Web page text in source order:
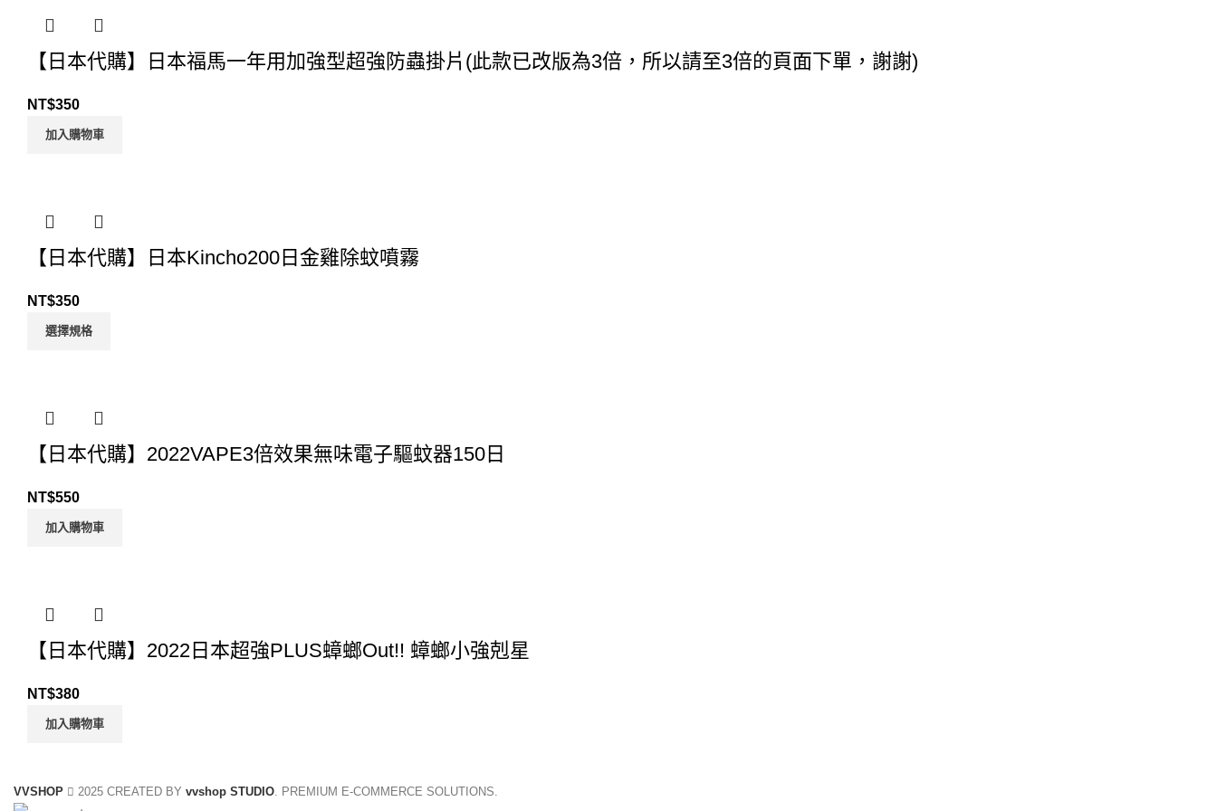
【日本代購】日本福馬一年用加強型超強防蟲掛片(此款已改版為3倍，所以請至3倍的頁面下單，謝謝)
NT$350
加入購物車
【日本代購】日本Kincho200日金雞除蚊噴霧
NT$350
選擇規格
【日本代購】2022VAPE3倍效果無味電子驅蚊器150日
NT$550
加入購物車
【日本代購】2022日本超強PLUS蟑螂Out!! 蟑螂小強剋星
NT$380
加入購物車
VVSHOP 2025 CREATED BY vvshop STUDIO. PREMIUM E-COMMERCE SOLUTIONS.